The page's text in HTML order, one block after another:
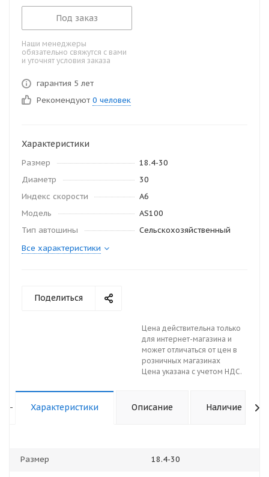
Под заказ
Наши менеджеры
обязательно свяжутся с вами
и уточнят условия заказа
гарантия 5 лет
Рекомендуют 0 человек
Характеристики
Размер
18.4-30
Диаметр
30
Индекс скорости
A6
Модель
AS100
Тип автошины
Сельскохозяйственный
Все характеристики
Поделиться
Цена действительна только
для интернет-магазина и
может отличаться от цен в
розничных магазинах
Цена указана с учетом НДС.
- Характеристики Описание Наличие
Размер 18.4-30